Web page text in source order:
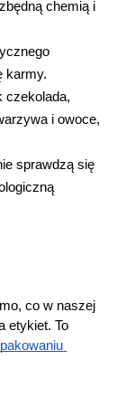
chemią i
karmy.
czekolada,
i owoce,
sprawdzą się
co w naszej
etykiet. To